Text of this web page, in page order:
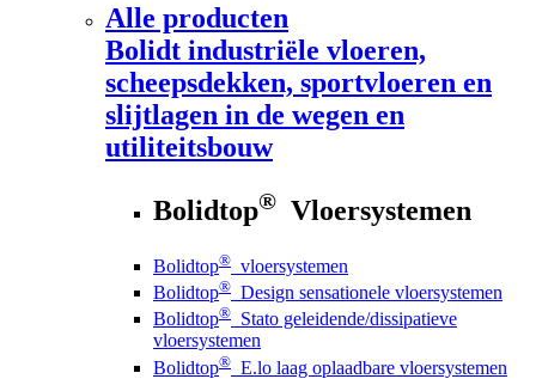
Alle producten
Bolidt industriële vloeren,
scheepsdekken, sportvloeren en
slijtlagen in de wegen en
utiliteitsbouw
Bolidtop® Vloersystemen
Bolidtop® vloersystemen
Bolidtop® Design sensationele vloersystemen
Bolidtop® Stato geleidende/dissipatieve
vloersystemen
Bolidtop® E.lo laag oplaadbare vloersystemen